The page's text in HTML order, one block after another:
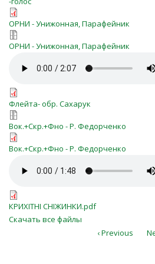
belye-snezhinki-p-ra-
ОРНИ - Унижонная, Парафейник
belye-snezhinki-p-ra-
ОРНИ - Унижонная, Парафейник
belye-snezhinki-p-
Флейта- обр. Сахарук
Вок.+Скр.+Фно - Р. Федорченко
Вок.+Скр.+Фно - Р. Федорченко
КРИХІТНІ
КРИХІТНІ СНІЖИНКИ.pdf
Скачать все файлы
‹ Previous